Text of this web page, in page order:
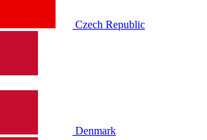
Czech Republic
Denmark